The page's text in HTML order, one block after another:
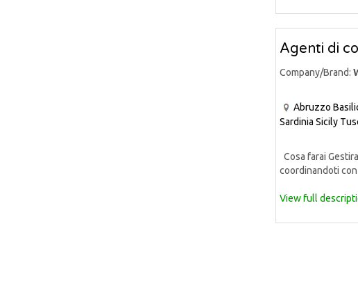
Agenti di
Company/Brand:
Abruzzo
Sardinia Sicily
Cosa farai
coordinandoti con
View full